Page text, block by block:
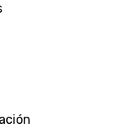
una
que como
en la parte
en la mayoría